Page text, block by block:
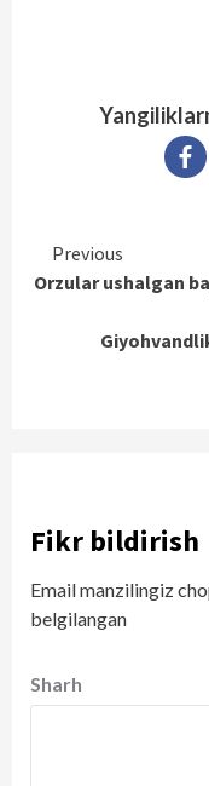
Continue
Reading
Previous
Orzular ushalgan
Fikr bildirish
Email manzilingiz
belgilangan
Sharh